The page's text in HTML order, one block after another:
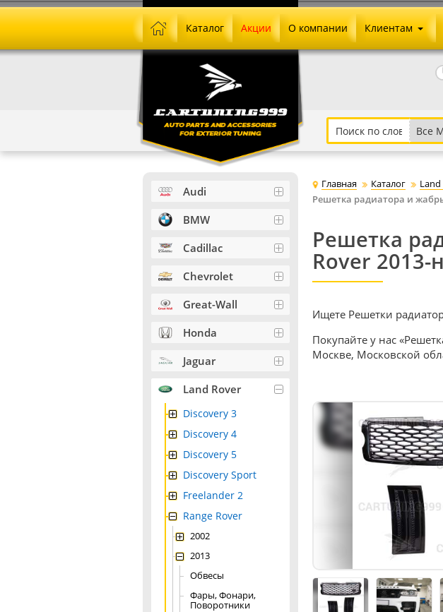
Каталог Акции О компании Клиентам
Как сделать
Установка на
Письмо
Главная Каталог
Решетка радиатора и
Решетка
Rover 2013-
Ищете Решетки
Покупайте у нас
Москве, Московской
Audi
BMW
Cadillac
Chevrolet
Great-Wall
Honda
Jaguar
Land Rover
Discovery 3
Discovery 4
Discovery 5
Discovery Sport
Freelander 2
Range Rover
2002
2013
Обвесы
Фары, Фонари,
Поворотники